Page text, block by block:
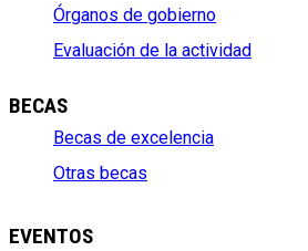
Órganos de gobierno
Evaluación de la actividad
BECAS
Becas de excelencia
Otras becas
EVENTOS